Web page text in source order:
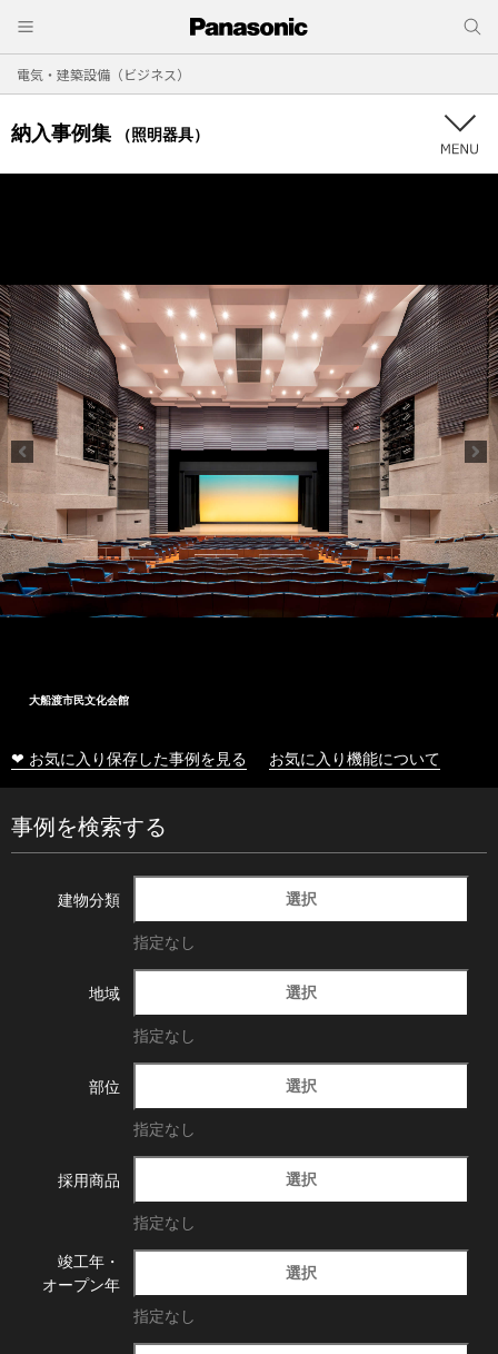
電気・建築設備（ビジネス）
納入事例集 （照明器具）
大船渡市民文化会館
❤ お気に入り保存した事例を見る お気に入り機能について
事例を検索する
建物分類 選択
指定なし
地域 選択
指定なし
部位 選択
指定なし
採用商品 選択
指定なし
竣工年・
オープン年
選択
指定なし